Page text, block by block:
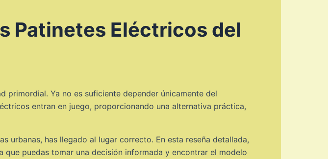
Patinetes Eléctricos del
primordial. Ya no es suficiente depender únicamente del
entran en juego, proporcionando una alternativa práctica,
urbanas, has llegado al lugar correcto. En esta reseña detallada,
puedas tomar una decisión informada y encontrar el modelo